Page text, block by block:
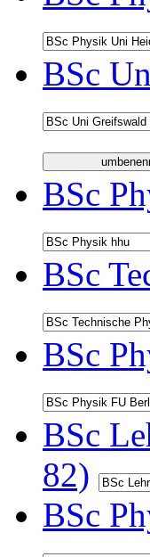
BSc
BSc
BSc
BSc
BSc
82)
BSc